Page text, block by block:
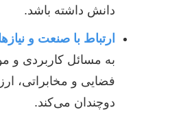
دانش داشته باشد.
ارتباط با صنعت و
به مسائل کاربردی و
فضایی و مخابراتی،
دوچندان می‌کند.